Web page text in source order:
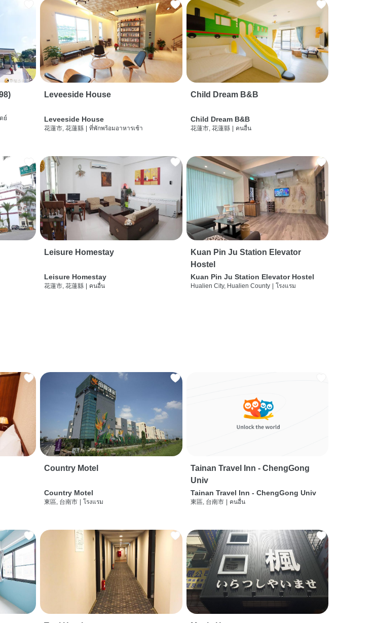
ย์
Leveeside House
Leveeside House
花蓮市, 花蓮縣 | ที่พักพร้อมอาหารเช้า
Child Dream B&B
Child Dream B&B
花蓮市, 花蓮縣 | คนอื่น
Leisure Homestay
Leisure Homestay
花蓮市, 花蓮縣 คนอื่น
Kuan Pin Ju Station Elevator
Hostel
Kuan Pin Ju Station Elevator Hostel
Hualien City, Hualien County โรงแรม
Country Motel
Country Motel
東區, 台南市 โรงแรม
Tainan Travel Inn - ChengGong
Univ
Tainan Travel Inn - ChengGong Univ
東區, 台南市 คนอื่น